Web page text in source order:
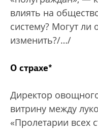
влиять на
систему? Могут
изменить?/…/
О страхе*
Директор
витрину между
«Пролетарии всех